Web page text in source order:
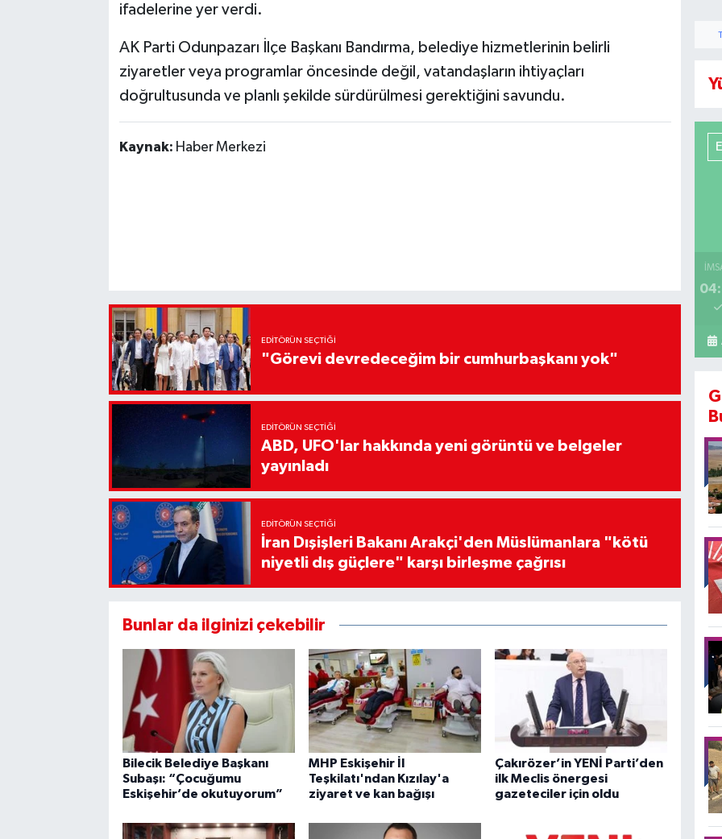
ifadelerine yer verdi.
AK Parti Odunpazarı İlçe Başkanı Bandırma, belediye hizmetlerinin belirli
ziyaretler veya programlar öncesinde değil, vatandaşların ihtiyaçları
doğrultusunda ve planlı şekilde sürdürülmesi gerektiğini savundu.
Kaynak: Haber Merkezi
EDITÖRÜN SEÇTIĞI
"Görevi devredeceğim bir cumhurbaşkanı yok"
EDITÖRÜN SEÇTIĞI
ABD, UFO'lar hakkında yeni görüntü ve belgeler
yayınladı
EDITÖRÜN SEÇTIĞI
İran Dışişleri Bakanı Arakçi'den Müslümanlara "kötü
niyetli dış güçlere" karşı birleşme çağrısı
Bunlar da ilginizi çekebilir
Bilecik Belediye Başkanı
Subaşı: “Çocuğumu
Eskişehir’de okutuyorum”
MHP Eskişehir İl
Teşkilatı'ndan Kızılay'a
ziyaret ve kan bağışı
Çakırözer’in YENİ Parti’den
ilk Meclis önergesi
gazeteciler için oldu